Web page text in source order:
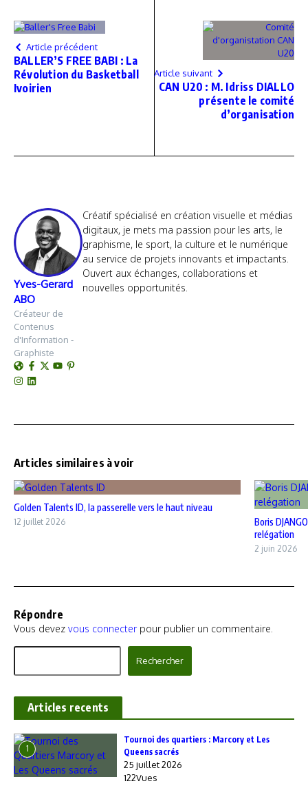
Article précédent
BALLER’S FREE BABI : La
Révolution du Basketball
Ivoirien
Article suivant
CAN U20 : M. Idriss DIALLO
présente le comité
d’organisation
Yves-Gerard
ABO
Créateur de
Contenus
d'Information -
Graphiste
Créatif spécialisé en création visuelle et médias
digitaux, je mets ma passion pour les arts, le
graphisme, le sport, la culture et le numérique
au service de projets innovants et impactants.
Ouvert aux échanges, collaborations et
nouvelles opportunités.
Articles similaires à voir
Golden Talents ID, la passerelle vers le haut niveau
12 juillet 2026
Boris
relégation
2 juin 2026
Répondre
Vous devez vous connecterpour publier un commentaire.
Rechercher
Articles recents
1
‎Tournoi des quartiers : Marcory et Les
Queens sacrés
25 juillet 2026
122Vues